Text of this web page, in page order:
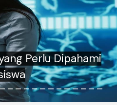
Pemeran